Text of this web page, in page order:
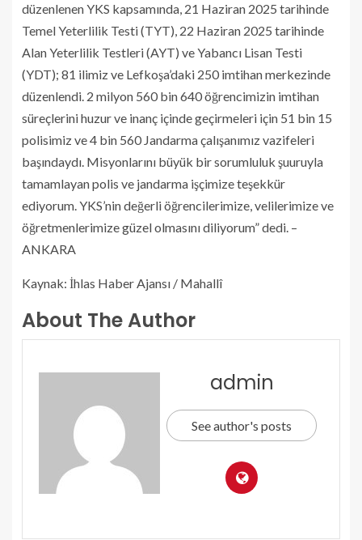
düzenlenen YKS kapsamında, 21 Haziran 2025 tarihinde
Temel Yeterlilik Testi (TYT), 22 Haziran 2025 tarihinde
Alan Yeterlilik Testleri (AYT) ve Yabancı Lisan Testi
(YDT); 81 ilimiz ve Lefkoşa’daki 250 imtihan merkezinde
düzenlendi. 2 milyon 560 bin 640 öğrencimizin imtihan
süreçlerini huzur ve inanç içinde geçirmeleri için 51 bin 15
polisimiz ve 4 bin 560 Jandarma çalışanımız vazifeleri
başındaydı. Misyonlarını büyük bir sorumluluk şuuruyla
tamamlayan polis ve jandarma işçimize teşekkür
ediyorum. YKS’nin değerli öğrencilerimize, velilerimize ve
öğretmenlerimize güzel olmasını diliyorum” dedi. –
ANKARA
Kaynak: İhlas Haber Ajansı / Mahallî
About The Author
admin
See author's posts